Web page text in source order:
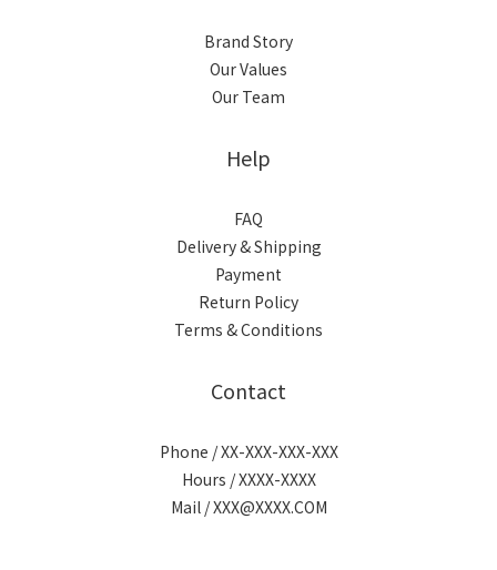
Brand Story
Our Values
Our Team
Help
FAQ
Delivery & Shipping
Payment
Return Policy
Terms & Conditions
Contact
Phone / XX-XXX-XXX-XXX
Hours / XXXX-XXXX
Mail / XXX@XXXX.COM